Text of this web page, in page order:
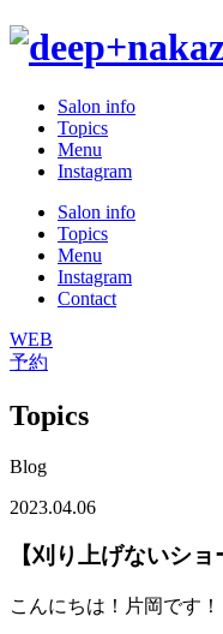
Salon info
Topics
Menu
Instagram
Salon info
Topics
Menu
Instagram
Contact
WEB
予約
Topics
Blog
2023.04.06
【刈り上げないショ
こんにちは！片岡です！